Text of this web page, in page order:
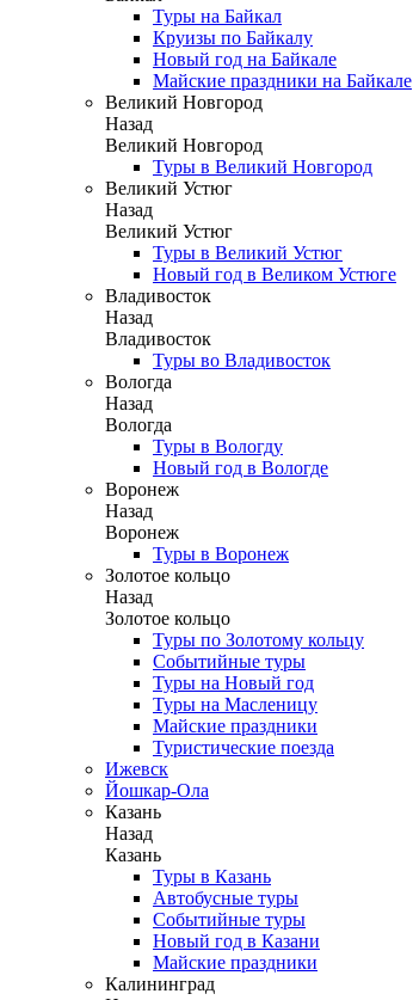
Туры на Байкал
Круизы по Байкалу
Новый год на Байкале
Майские праздники на Байкале
Великий Новгород
Назад
Великий Новгород
Туры в Великий Новгород
Великий Устюг
Назад
Великий Устюг
Туры в Великий Устюг
Новый год в Великом Устюге
Владивосток
Назад
Владивосток
Туры во Владивосток
Вологда
Назад
Вологда
Туры в Вологду
Новый год в Вологде
Воронеж
Назад
Воронеж
Туры в Воронеж
Золотое кольцо
Назад
Золотое кольцо
Туры по Золотому кольцу
Событийные туры
Туры на Новый год
Туры на Масленицу
Майские праздники
Туристические поезда
Ижевск
Йошкар-Ола
Казань
Назад
Казань
Туры в Казань
Автобусные туры
Событийные туры
Новый год в Казани
Майские праздники
Калининград